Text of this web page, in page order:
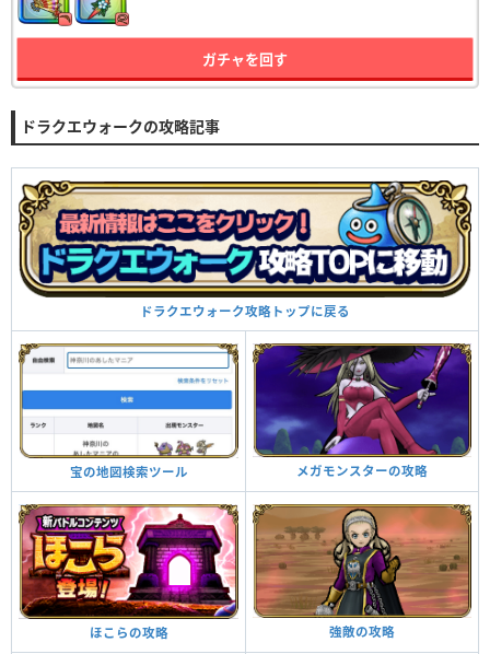
ガチャを回す
ドラクエウォークの攻略記事
ドラクエウォーク攻略トップに戻る
宝の地図検索ツール メガモンスターの攻略
ほこらの攻略 強敵の攻略